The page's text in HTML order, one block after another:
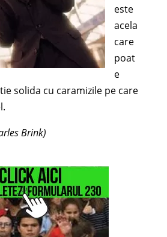
este
acela
care
poat
e
solida cu caramizile pe care
Brink)